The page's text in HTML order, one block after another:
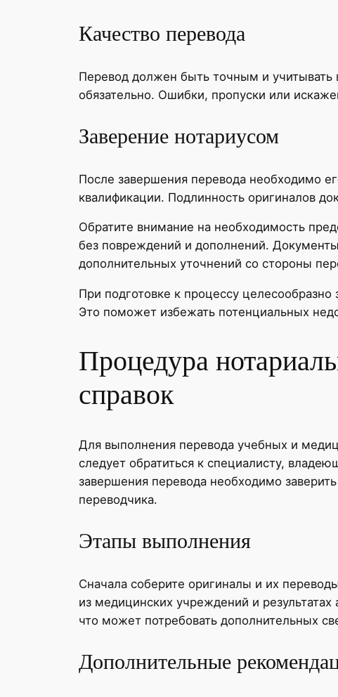
Качество перевода
Перевод должен быть точным и учитывать
обязательно. Ошибки, пропуски или
Заверение нотариусом
После завершения перевода необходимо
квалификации. Подлинность оригиналов
Обратите внимание на необходимость
без повреждений и дополнений.
дополнительных уточнений со стороны
При подготовке к процессу
Это поможет избежать потенциальных
Процедура
справок
Для выполнения перевода учебных и
следует обратиться к специалисту,
завершения перевода необходимо
переводчика.
Этапы выполнения
Сначала соберите оригиналы и их
из медицинских учреждений и
что может потребовать дополнительных
Дополнительные